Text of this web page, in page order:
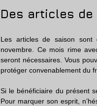
Des articles de
Les articles de saison
novembre. Ce mois rime
seront nécessaires. Vous
protéger convenablement du
Si le bénéficiaire du présent
Pour marquer son esprit,